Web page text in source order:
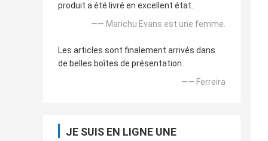
produit a été livré en excellent état.
—— Marichu Evans est une femme.
Les articles sont finalement arrivés dans
de belles boîtes de présentation.
—— Ferreira
JE SUIS EN LIGNE UNE